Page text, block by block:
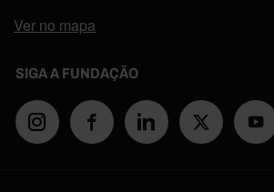
Ver no mapa
SIGA A FUNDAÇÃO